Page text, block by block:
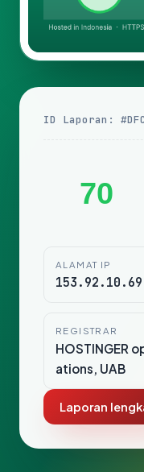
ID Laporan:
70
ALAMAT IP
153.92.10.69
REGISTRAR
HOSTINGER
ations, UAB
Laporan